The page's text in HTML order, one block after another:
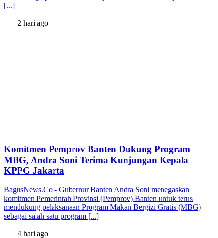
[...]
2 hari ago
Komitmen Pemprov Banten Dukung Program
MBG, Andra Soni Terima Kunjungan Kepala
KPPG Jakarta
BagusNews.Co - Gubernur Banten Andra Soni menegaskan
komitmen Pemerintah Provinsi (Pemprov) Banten untuk terus
mendukung pelaksanaan Program Makan Bergizi Gratis (MBG)
sebagai salah satu program [...]
4 hari ago